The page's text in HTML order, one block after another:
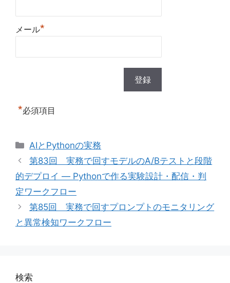
メール*
*必須項目
カ
テ
ゴ
リ
ー
AIとPythonの実務
第83回 実務で回すモデルのA/Bテストと段階
的デプロイ — Pythonで作る実験設計・配信・判
定ワークフロー
第85回 実務で回すプロンプトのモニタリング
と異常検知ワークフロー
検索